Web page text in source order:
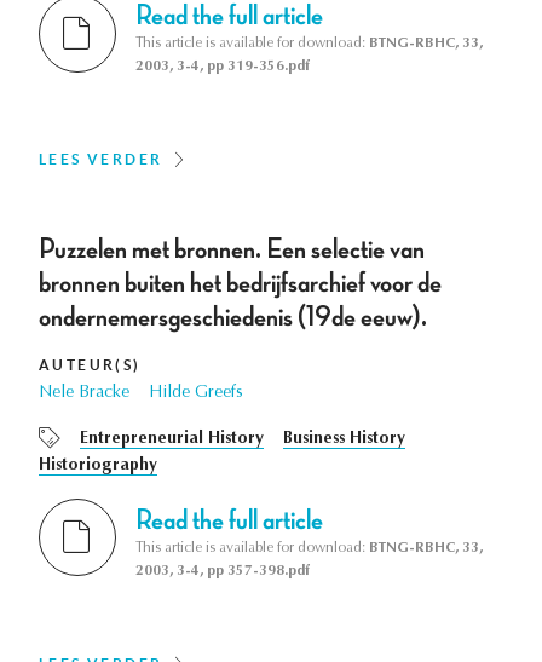
Read the full article
This article is available for download: BTNG-RBHC, 33,
2003, 3-4, pp 319-356.pdf
LEES VERDER
Puzzelen met bronnen. Een selectie van
bronnen buiten het bedrijfsarchief voor de
ondernemersgeschiedenis (19de eeuw).
AUTEUR(S)
Nele Bracke Hilde Greefs
Entrepreneurial History
Business History
Historiography
Read the full article
This article is available for download: BTNG-RBHC, 33,
2003, 3-4, pp 357-398.pdf